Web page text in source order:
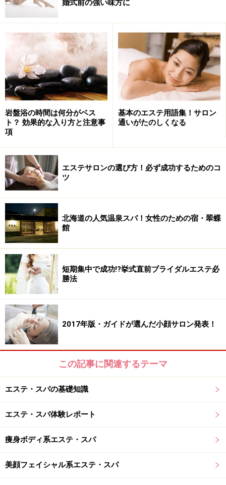
婚式前の強い味方に
岩盤浴の時間は何分がベス
ト？ 効果的な入り方と注意事
項
基本のエステ用語集！サロン
通いがたのしくなる
エステサロンの選び方！必ず成功するためのコ
ツ
北海道の人気温泉スパ！女性のための宿・翠蝶
館
短期集中で成功!?挙式直前ブライダルエステ必
勝法
2017年版・ガイドが選んだ小顔サロン発表！
この記事に関連するテーマ
エステ・スパの基礎知識
エステ・スパ体験レポート
痩身ボディ系エステ・スパ
美顔フェイシャル系エステ・スパ